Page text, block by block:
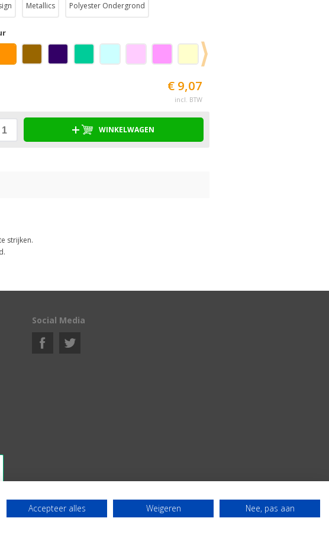
Metallics Polyester Ondergrond
€ 9,07
incl. BTW
WINKELWAGEN
strijken.
Social Media
Accepteer alles Weigeren Nee, pas aan